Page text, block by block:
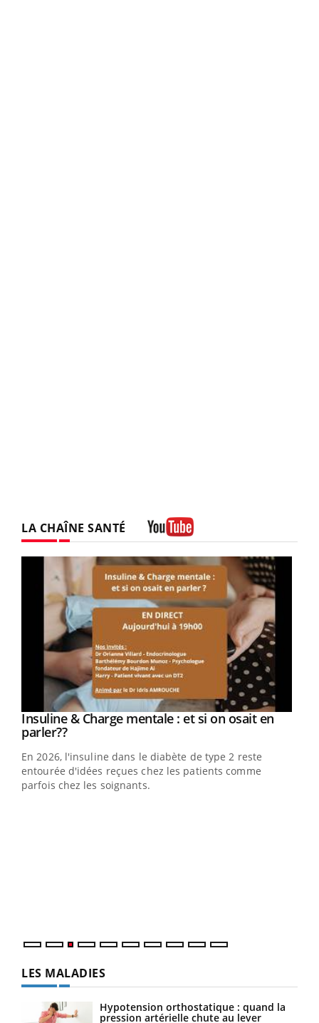
LA CHAÎNE SANTÉ
Youtube
Insuline & Charge mentale : et si on osait en
parler??Youtube
En 2026, l'insuline dans le diabète de type 2 reste
entourée d'idées reçues chez les patients comme
parfois chez les soignants.
LES MALADIES
Hypotension orthostatique : quand la
pression artérielle chute au lever